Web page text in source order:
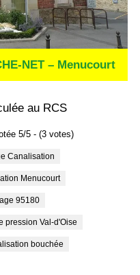
NET – Menucourt
au RCS
5/5 - (3 votes)
Canalisation
Menucourt
95180
pression Val-d'Oise
bouchée